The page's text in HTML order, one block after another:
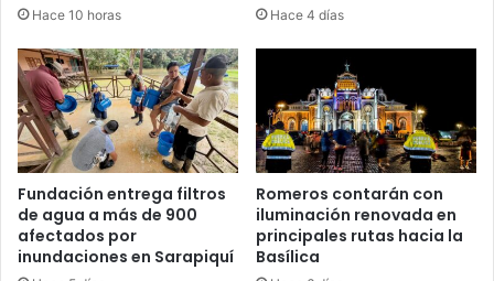
Hace 10 horas Hace 4 días
Fundación entrega filtros
de agua a más de 900
afectados por
inundaciones en Sarapiquí
Romeros contarán con
iluminación renovada en
principales rutas hacia la
Basílica